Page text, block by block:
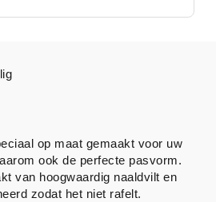
op maat gemaakt voor uw
ook de perfecte pasvorm.
van hoogwaardig naaldvilt en
zodat het niet rafelt.